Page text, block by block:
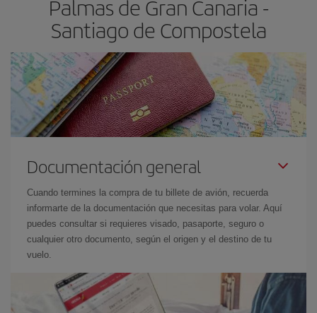
Palmas de Gran Canaria -
Santiago de Compostela
Documentación general
Cuando termines la compra de tu billete de avión, recuerda
informarte de la documentación que necesitas para volar. Aquí
puedes consultar si requieres visado, pasaporte, seguro o
cualquier otro documento, según el origen y el destino de tu
vuelo.